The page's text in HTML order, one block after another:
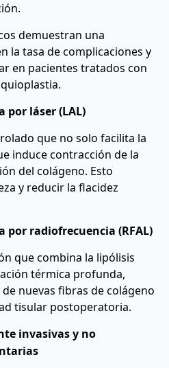
demuestran una
la tasa de complicaciones y
en pacientes tratados con
por láser (LAL)
que no solo facilita la
induce contracción de la
del colágeno. Esto
y reducir la flacidez
por radiofrecuencia (RFAL)
que combina la lipólisis
térmica profunda,
nuevas fibras de colágeno
tisular postoperatoria.
invasivas y no